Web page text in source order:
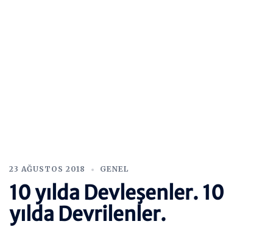
23 AĞUSTOS 2018 GENEL
10 yılda Devleşenler. 10
yılda Devrilenler.